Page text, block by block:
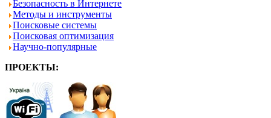
Безопасность в Интернете
Методы и инструменты
Поисковые системы
Поисковая оптимизация
Научно-популярные
ПРОЕКТЫ: